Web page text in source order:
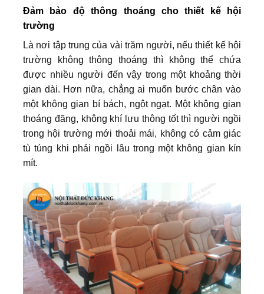
Đảm bảo độ thông thoáng cho thiết kế hội
trường
Là nơi tập trung của vài trăm người, nếu thiết kế hội
trường không thông thoáng thì không thể chứa
được nhiều người đến vậy trong một khoảng thời
gian dài. Hơn nữa, chẳng ai muốn bước chân vào
một không gian bí bách, ngột ngạt. Một không gian
thoáng đãng, không khí lưu thông tốt thì người ngồi
trong hội trường mới thoải mái, không có cảm giác
tù túng khi phải ngồi lâu trong một không gian kín
mít.